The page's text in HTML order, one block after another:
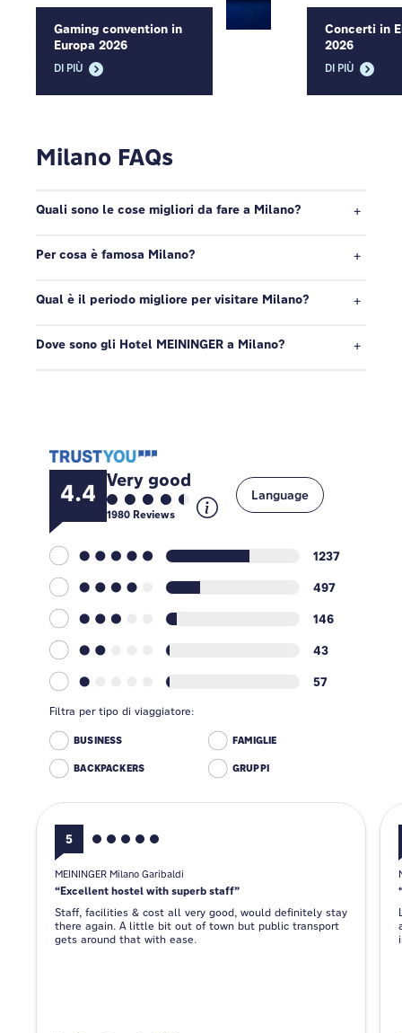
Gaming convention in
Europa 2026
DI PIÙ
Concerti in
2026
DI PIÙ
Milano FAQs
Quali sono le cose migliori da fare a Milano?
Per cosa è famosa Milano?
Qual è il periodo migliore per visitare Milano?
Dove sono gli Hotel MEININGER a Milano?
4.4 Very good
1980Reviews
1237
497
146
43
57
Language
Filtra per tipo di viaggiatore:
BUSINESS FAMIGLIE
BACKPACKERS GRUPPI
5
MEININGER Milano Garibaldi
Excellent hostel with superb staff
Staff, facilities & cost all very good, would definitely stay
there again. A little bit out of town but public transport
gets around that with ease.